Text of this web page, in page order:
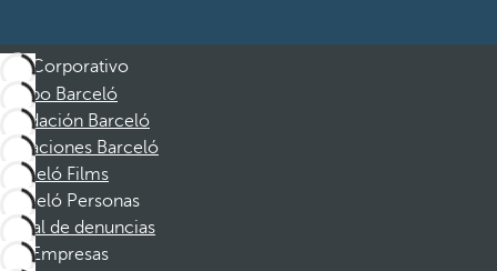
Corporativo
Grupo Barceló
Fundación Barceló
Vacaciones Barceló
Barceló Films
Barceló Personas
Canal de denuncias
Empresas